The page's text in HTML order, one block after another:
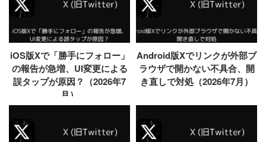
iOS版Xで「勝手にフォロー」
の報告が急増、UI変更による
誤タップが原因？（2026年7
月）
Android版Xでリンクが外部ブ
ラウザで開かない不具合、開
き直しで対処（2026年7月）